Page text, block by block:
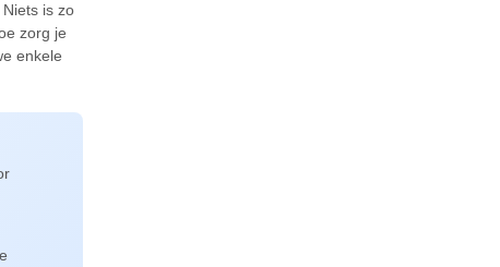
is zo
zorg je
enkele